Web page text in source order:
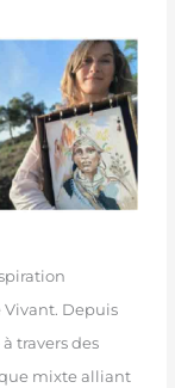
Vivant. Depuis
travers des
mixte alliant